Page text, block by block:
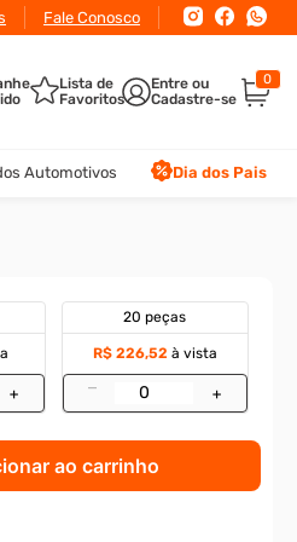
Fale Conosco
Lista de
Favoritos
0
Automotivos Dia dos Pais
+
20 peças
R$ 226,52 à vista
– +
ao carrinho